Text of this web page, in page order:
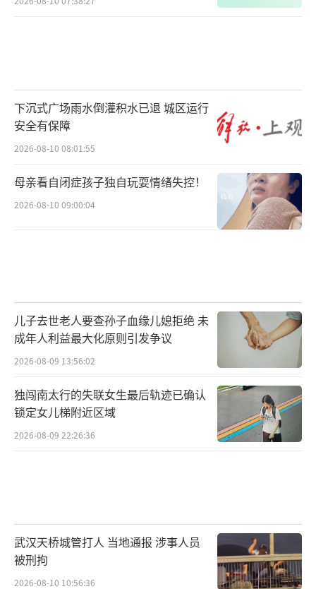
下沉式广场雨水倒灌积水已退 城区运行
安全有保障
2026-08-10 08:01:55
母亲看自闭症孩子独自玩耍情绪失控！
2026-08-10 09:00:04
儿子去世老人要查孙子血缘儿媳拒绝 未
成年人利益最大化原则引发争议
2026-08-09 13:56:02
独闯南太行的失联女生最后轨迹已确认
锁定女儿梯附近区域
2026-08-09 22:26:36
武汉天桥城管打人 当地通报 涉事人员
被刑拘
2026-08-10 10:56:36